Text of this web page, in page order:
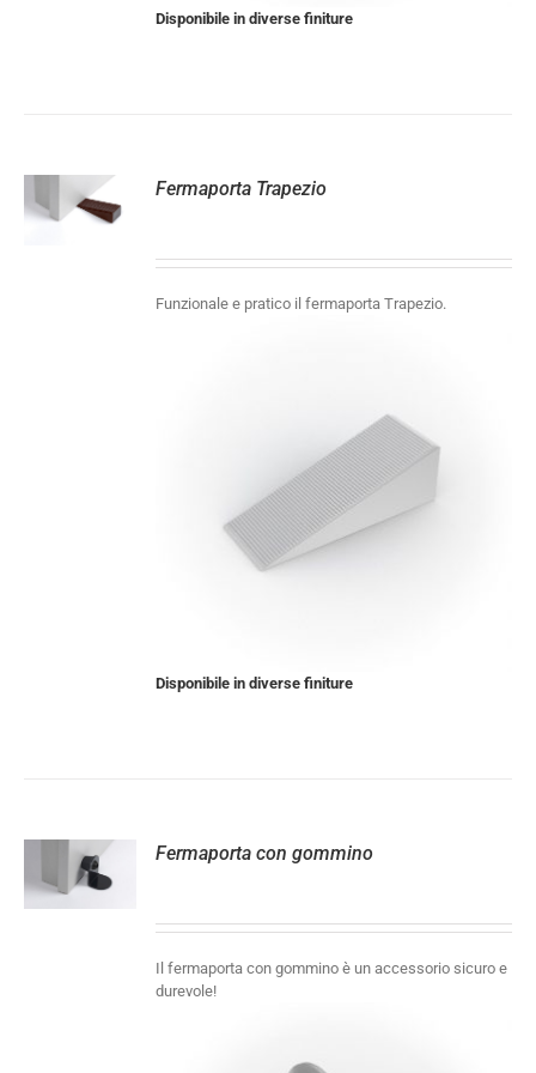
Disponibile in diverse finiture
Fermaporta Trapezio
Funzionale e pratico il fermaporta Trapezio.
Disponibile in diverse finiture
Fermaporta con gommino
Il fermaporta con gommino è un accessorio sicuro e
durevole!